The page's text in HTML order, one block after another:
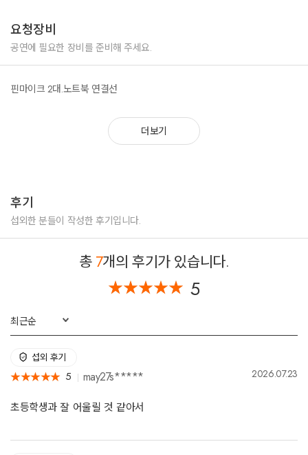
2017 부산 파라다이스 호텔 초청공연
2016 롯데월드몰 키즈 상설공연
2016 전유성의 철가방극장 초청공연
2016 프랑스 대사관 연말 초청공연
2015 표인봉 연출 뮤지컬 방향 초청 공연
2015 안산 꿈의 교회 초청 공연
2014 SM아트홀 나무엔과 친구들 콘서트 초청공연
2014 신라호텔 대한전문건설협회 송년회 초청공연
2014 아름드리 봉사단체 이삭의 집 위문공연
2013 정다우리경기 북부 비인가 시설 장애우 위문공연
2013 명동 아트박스 게스트 공연
와 함께 관객들이 직접 무대에 출연하여 즉흥적으로 배우와 함께 무언극을
만드는 관객참여형 코미디 무언극입니다. 참여하는 관객들의 자신감도 고취
요청장비
공연에 필요한 장비를 준비해 주세요.
핀마이크 2대.노트북 연결선
더보기
후기
섭외한 분들이 작성한 후기입니다.
총 7개의 후기가 있습니다.
★★★★★
★★★★★ 5
최근순
섭외 후기
★★★★★
★★★★★ 5 may27s***** 2026.07.23
초등학생과 잘 어울릴 것 같아서